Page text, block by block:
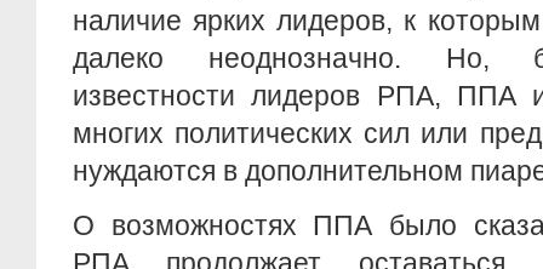
наличие ярких лидеров, к
далеко неоднозначно. Но,
известности лидеров РПА, ППА
многих политических сил или
нуждаются в дополнительном
О возможностях ППА было